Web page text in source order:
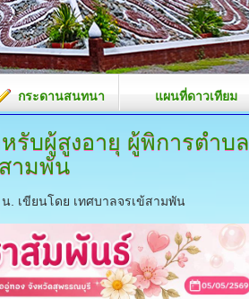
กระดานสนทนา แผนที่ดาวเทียม
รับผู้สูงอายุ ผู้พิการตำบล
ามพัน
. เขียนโดย เทศบาลจรเข้สามพัน